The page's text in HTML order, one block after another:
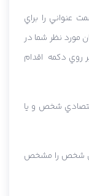
عنواني را براي
مورد نظر شما در
روي دکمه اقدام
شخص و يا
شخص را مشخص